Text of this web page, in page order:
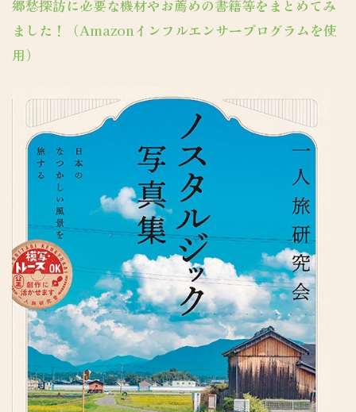
郷愁探訪に必要な機材やお薦めの書籍等をまとめてみ
ました！（Amazonインフルエンサープログラムを使
用）